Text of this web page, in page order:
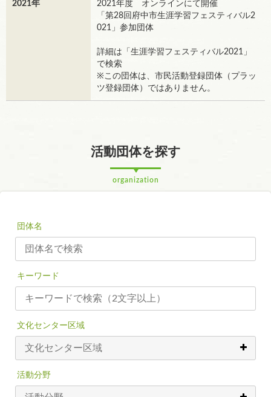
2021年
2021年度 オンラインにて開催
「第28回府中市生涯学習フェスティバル2
021」参加団体
詳細は「生涯学習フェスティバル2021」
で検索
※この団体は、市民活動登録団体（プラッ
ツ登録団体）ではありません。
活動団体を探す
organization
団体名
キーワード
文化センター区域
活動分野